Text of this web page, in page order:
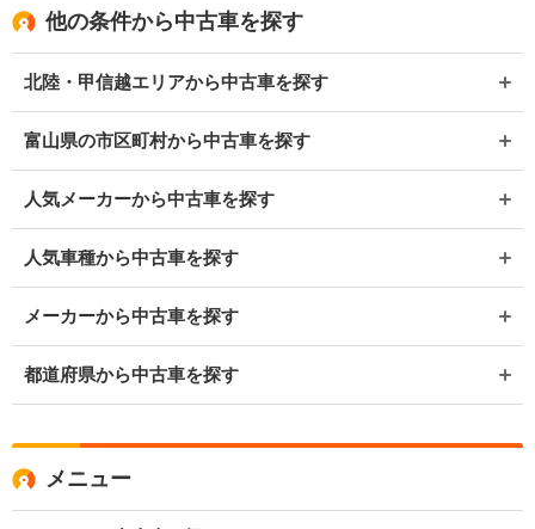
他の条件から中古車を探す
北陸・甲信越エリアから中古車を探す
富山県の市区町村から中古車を探す
人気メーカーから中古車を探す
人気車種から中古車を探す
メーカーから中古車を探す
都道府県から中古車を探す
メニュー